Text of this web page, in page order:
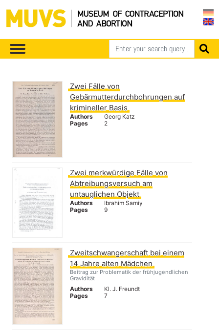
Zwei Fälle von
Gebärmutterdurchbohrungen auf
krimineller Basis
Authors
Georg Katz
Pages
2
Zwei merkwürdige Fälle von
Abtreibungsversuch am
untauglichen Objekt
Authors
Ibrahim Samiy
Pages
9
Zweitschwangerschaft bei einem
14 Jahre alten Mädchen
Beitrag zur Problematik der frühjugendlichen
Gravidität
Authors
Kl. J. Freundt
Pages
7